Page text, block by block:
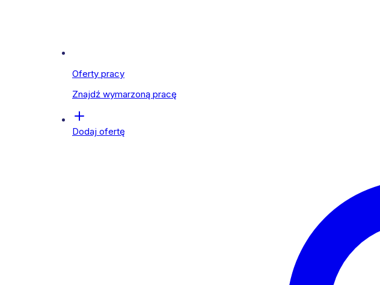
Oferty pracy
Znajdź wymarzoną pracę
Dodaj ofertę